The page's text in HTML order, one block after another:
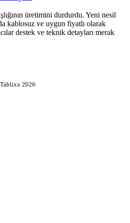
üretimini durdurdu. Yeni nesil
kablosuz ve uygun fiyatlı olarak
destek ve teknik detayları merak
Tablixx 2026